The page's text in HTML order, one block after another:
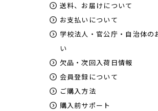
送料、お届けについて
お支払いについて
学校法人・官公庁・自治体の
い
欠品・次回入荷日情報
会員登録について
ご購入方法
購入前サポート